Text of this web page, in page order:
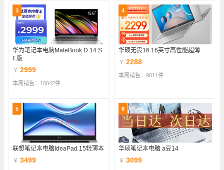
3
华为笔记本电脑MateBook D 14 S
E版
￥ 2999
本周销售：10842件
4
华硕无畏16 16英寸高性能超薄
￥ 2288
本周销售：9811件
5
联想笔记本电脑IdeaPad 15轻薄本
￥ 3499
6
华硕笔记本电脑 a豆14
￥ 3099